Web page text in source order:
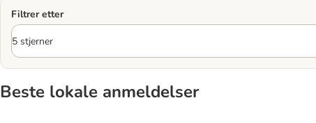
Filtrer etter
Beste lokale anmeldelser